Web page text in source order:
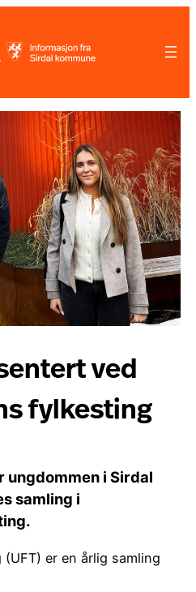
ved
fylkesting
ungdommen i Sirdal
samling i
er en årlig samling